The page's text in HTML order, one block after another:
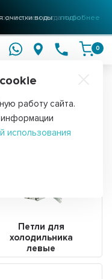
очистки воды подробнее
0
Петли для
холодильника
левые
работу сайта.
использования